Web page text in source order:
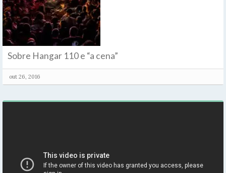
Sobre Hangar 110 e “a cena”
out 26, 2016